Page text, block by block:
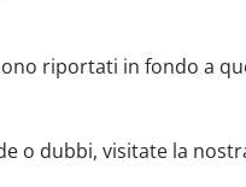
riportati in fondo a
o dubbi, visitate la